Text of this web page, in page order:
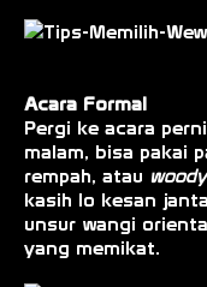
Acara Formal
Pergi ke acara
malam, bisa pakai
rempah, atau woody
kasih lo kesan
unsur wangi
yang memikat.